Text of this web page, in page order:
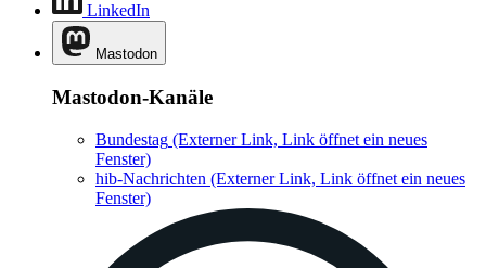
LinkedIn
Mastodon
Mastodon-Kanäle
Bundestag (Externer Link, Link öffnet ein neues
Fenster)
hib-Nachrichten (Externer Link, Link öffnet ein neues
Fenster)